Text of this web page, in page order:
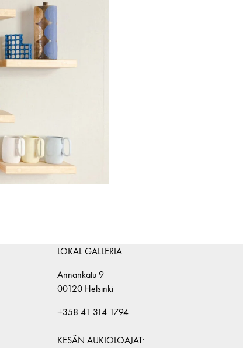
LOKAL GALLERIA
Annankatu 9
00120 Helsinki
+358 41 314 1794
KESÄN AUKIOLOAJAT: